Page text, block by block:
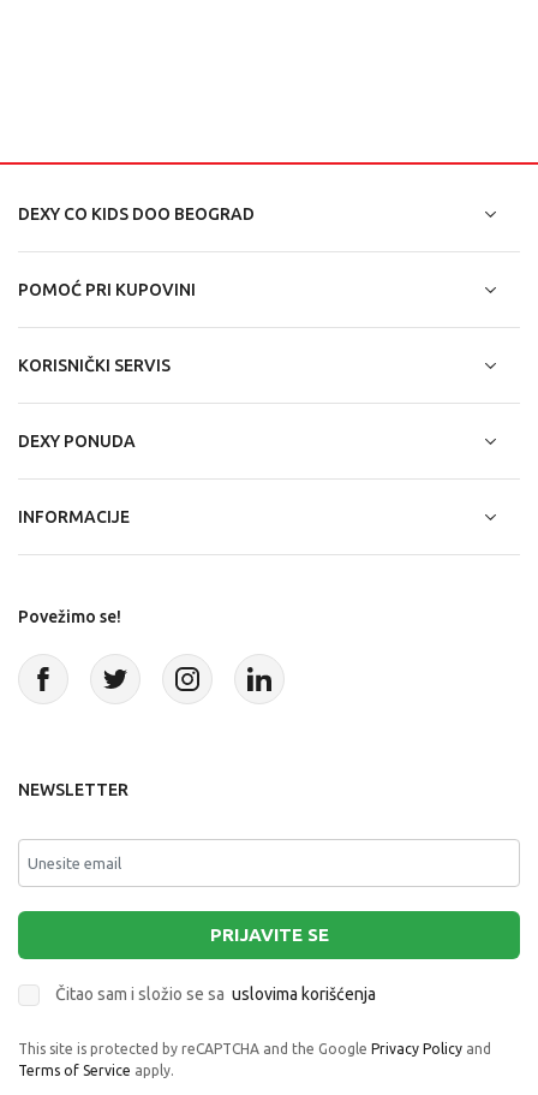
DEXY CO KIDS DOO BEOGRAD
POMOĆ PRI KUPOVINI
KORISNIČKI SERVIS
DEXY PONUDA
INFORMACIJE
Povežimo se!
NEWSLETTER
PRIJAVITE SE
Čitao sam i složio se sa uslovima korišćenja
This site is protected by reCAPTCHA and the Google Privacy Policy and
Terms of Service apply.